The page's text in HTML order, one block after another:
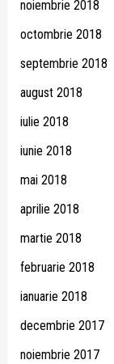
noiembrie 2018
octombrie 2018
septembrie 2018
august 2018
iulie 2018
iunie 2018
mai 2018
aprilie 2018
martie 2018
februarie 2018
ianuarie 2018
decembrie 2017
noiembrie 2017